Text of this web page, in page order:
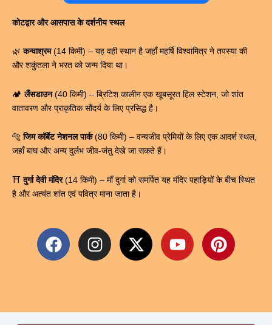
कोटद्वार और आसपास के दर्शनीय स्थल
🌿कन्वाश्रम(14 किमी) – यह वही स्थान है जहाँ महर्षि विश्वामित्र ने तपस्या की
और शकुंतला ने भरत को जन्म दिया था।
🏕️लैंसडाउन(40 किमी) – ब्रिटिश कालीन एक खूबसूरत हिल स्टेशन, जो शांत
वातावरण और प्राकृतिक सौंदर्य के लिए प्रसिद्ध है।
🐅जिम कॉर्बेट नेशनल पार्क(80 किमी) – वन्यजीव प्रेमियों के लिए एक आदर्श स्थल,
जहाँ बाघ और अन्य दुर्लभ जीव-जंतु देखे जा सकते हैं।
⛩दुर्गा देवी मंदिर(14 किमी) – माँ दुर्गा को समर्पित यह मंदिर पहाड़ियों के बीच स्थित
है और अत्यंत शांत एवं पवित्र माना जाता है।
F
a
o
I
n
g
X
-
t
Y
o
b
P
i
r